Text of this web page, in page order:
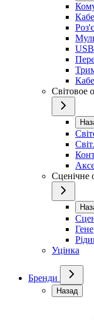
Світовое
Сценічне
Уцінка
Бренди
Назад